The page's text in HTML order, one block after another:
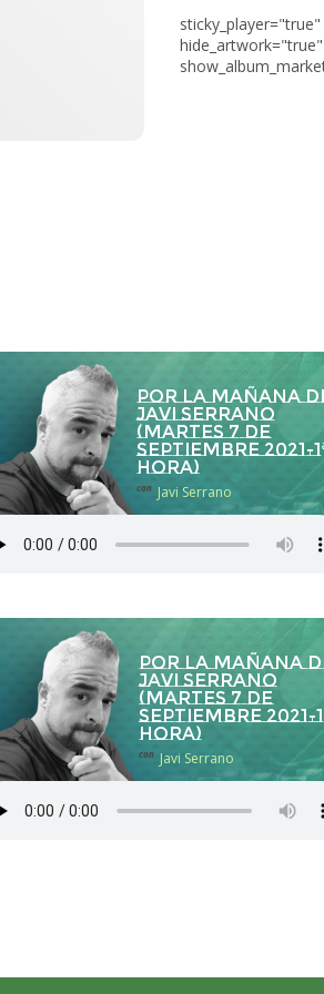
Por la Mañana
Javi Serrano
(martes 7 de
septiembre 2021-
hora)
con Javi Serrano
Por la Mañana
Javi Serrano
(martes 7 de
septiembre 2021-
hora)
con Javi Serrano